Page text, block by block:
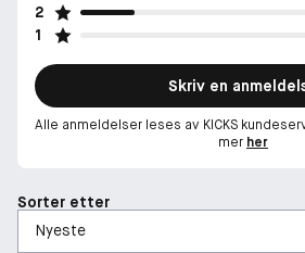
2
1
Skriv en
Alle anmeldelser leses av KICKS
mer her
Sorter etter